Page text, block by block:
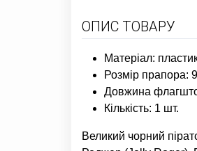
ОПИС ТОВАРУ
Матеріал:
Розмір прапора:
Довжина
Кількість: 1 шт.
Великий чорний